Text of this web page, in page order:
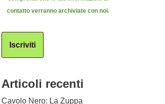
contatto verranno archiviate con noi.
Iscriviti
Articoli recenti
Cavolo Nero: La Zuppa